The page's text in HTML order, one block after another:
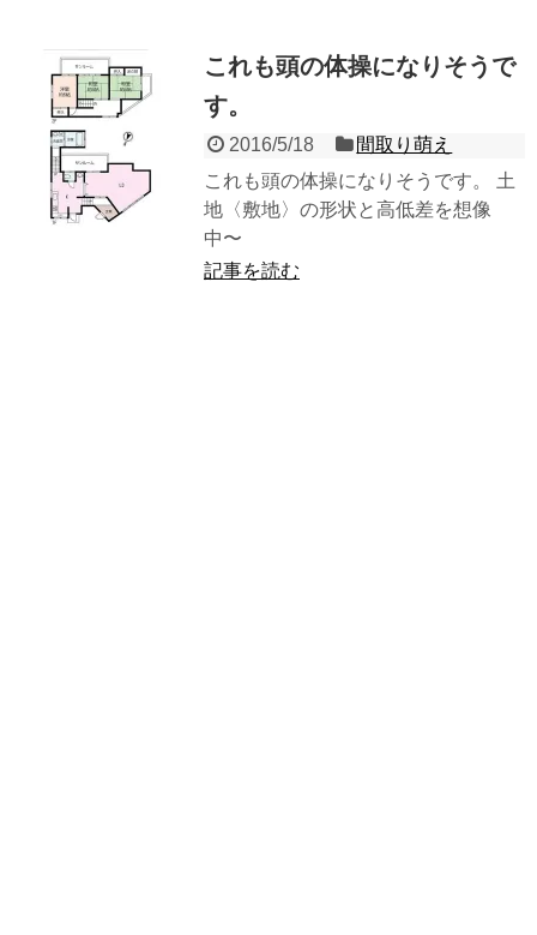
これも頭の体操になりそうで
す。
2016/5/18
間取り萌え
これも頭の体操になりそうです。 土
地〈敷地〉の形状と高低差を想像
中〜
記事を読む